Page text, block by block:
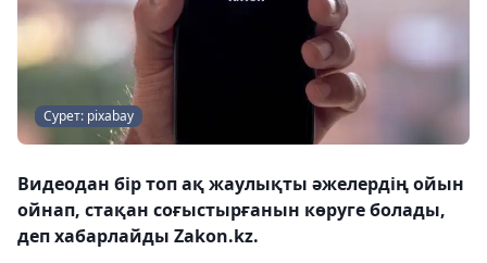
Сурет: pixabay
Видеодан бір топ ақ жаулықты әжелердің ойын
ойнап, стақан соғыстырғанын көруге болады,
деп хабарлайды Zakon.kz.